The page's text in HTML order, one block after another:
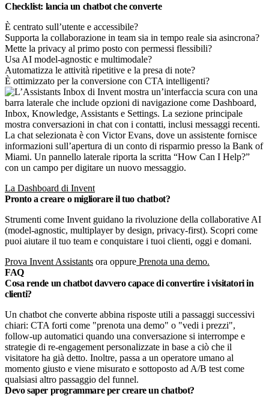
Checklist: lancia un chatbot che converte
È centrato sull’utente e accessibile?
Supporta la collaborazione in team sia in tempo reale sia asincrona?
Mette la privacy al primo posto con permessi flessibili?
Usa AI model-agnostic e multimodale?
Automatizza le attività ripetitive e la presa di note?
È ottimizzato per la conversione con CTA intelligenti?
La Dashboard di Invent
Pronto a creare o migliorare il tuo chatbot?
Strumenti come Invent guidano la rivoluzione della collaborative AI
(model-agnostic, multiplayer by design, privacy-first). Scopri come
puoi aiutare il tuo team e conquistare i tuoi clienti, oggi e domani.
Prova Invent Assistants ora oppure Prenota una demo.
FAQ
Cosa rende un chatbot davvero capace di convertire i visitatori in
clienti?
Un chatbot che converte abbina risposte utili a passaggi successivi
chiari: CTA forti come "prenota una demo" o "vedi i prezzi",
follow-up automatici quando una conversazione si interrompe e
strategie di re-engagement personalizzate in base a ciò che il
visitatore ha già detto. Inoltre, passa a un operatore umano al
momento giusto e viene misurato e sottoposto ad A/B test come
qualsiasi altro passaggio del funnel.
Devo saper programmare per creare un chatbot?